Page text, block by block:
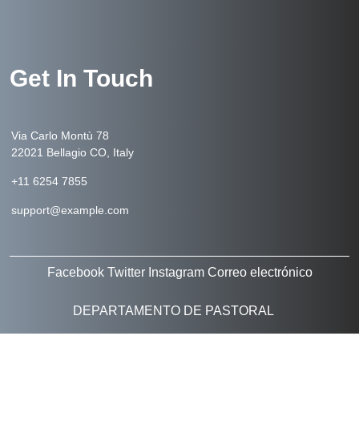
Get In Touch
Via Carlo Montù 78
22021 Bellagio CO, Italy
+11 6254 7855
support@example.com
Facebook Twitter Instagram Correo electrónico
DEPARTAMENTO DE PASTORAL